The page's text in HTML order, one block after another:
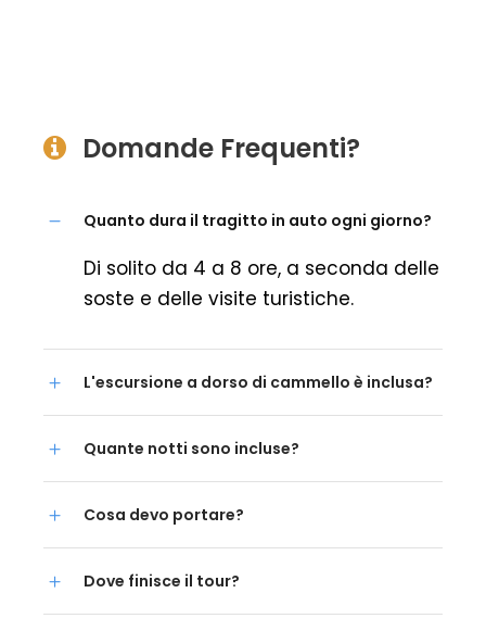
Domande Frequenti?
Quanto dura il tragitto in auto ogni giorno?
Di solito da 4 a 8 ore, a seconda delle
soste e delle visite turistiche.
L'escursione a dorso di cammello è inclusa?
Quante notti sono incluse?
Cosa devo portare?
Dove finisce il tour?